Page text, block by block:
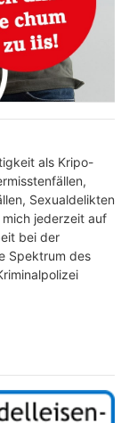
als Kripo-
Sexualdelikten
jederzeit auf
bei der
Spektrum des